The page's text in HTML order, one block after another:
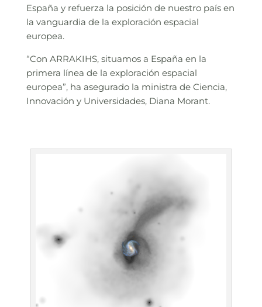
España y refuerza la posición de nuestro país en
la vanguardia de la exploración espacial
europea.
“Con ARRAKIHS, situamos a España en la
primera línea de la exploración espacial
europea”, ha asegurado la ministra de Ciencia,
Innovación y Universidades, Diana Morant.